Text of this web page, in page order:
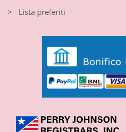
> Lista preferiti